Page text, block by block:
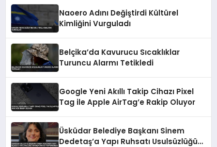
Naoero Adını Değiştirdi Kültürel
Kimliğini Vurguladı
Belçika’da Kavurucu Sıcaklıklar
Turuncu Alarmı Tetikledi
Google Yeni Akıllı Takip Cihazı Pixel
Tag ile Apple AirTag’e Rakip Oluyor
Üsküdar Belediye Başkanı Sinem
Dedetaş’a Yapı Ruhsatı Usulsüzlüğü